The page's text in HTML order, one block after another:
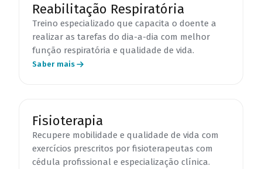
Reabilitação Respiratória
Treino especializado que capacita o doente a
realizar as tarefas do dia-a-dia com melhor
função respiratória e qualidade de vida.
Saber mais
Fisioterapia
Recupere mobilidade e qualidade de vida com
exercícios prescritos por fisioterapeutas com
cédula profissional e especialização clínica.